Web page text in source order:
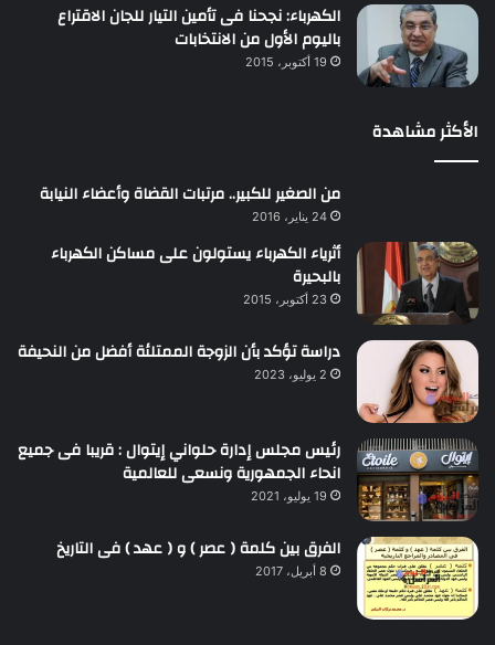
الكهرباء: نجحنا فى تأمين التيار للجان الاقتراع
باليوم الأول من الانتخابات
19 أكتوبر، 2015
الأكثر مشاهدة
من الصغير للكبير.. مرتبات القضاة وأعضاء النيابة
24 يناير، 2016
أثرياء الكهرباء يستولون على مساكن الكهرباء
بالبحيرة
23 أكتوبر، 2015
دراسة تؤكد بأن الزوجة الممتلئة أفضل من النحيفة
2 يوليو، 2023
رئيس مجلس إدارة حلواني إيتوال : قريبا فى جميع
انحاء الجمهورية ونسعى للعالمية
19 يوليو، 2021
الفرق بين كلمة ( عصر ) و ( عهد ) فى التاريخ
8 أبريل، 2017